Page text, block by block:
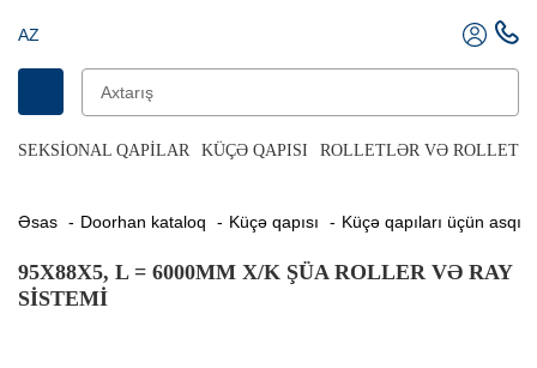
AZ
SEKSIONAL QAPILAR KÜÇƏ QAPISI ROLLETLƏR VƏ ROLLET
Əsas Doorhan kataloq Küçə qapısı Küçə qapıları üçün asqı
95X88X5, L = 6000MM X/K ŞÜA ROLLER VƏ RAY
SISTEMI